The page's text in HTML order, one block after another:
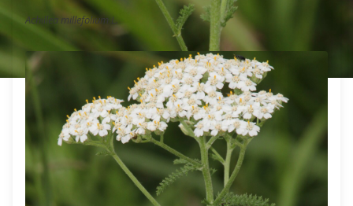
Achillea millefolium L.